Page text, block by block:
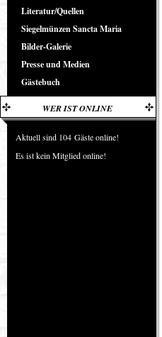
Literatur/Quellen
Siegelmünzen Sancta Maria
Bilder-Galerie
Presse und Medien
Gästebuch
WER IST ONLINE
Aktuell sind 104 Gäste online!
Es ist kein Mitglied online!